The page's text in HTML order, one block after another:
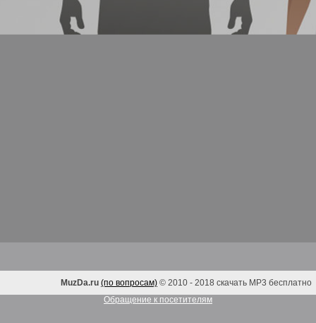
MuzDa.ru (по вопросам) © 2010 - 2018 скачать MP3 бесплатно
Обращение к посетителям